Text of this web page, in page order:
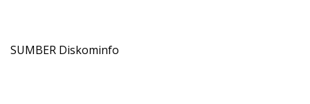
SUMBER Diskominfo